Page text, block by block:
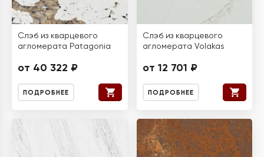
Слэб из кварцевого
агломерата Patagonia
от 40 322 ₽
ПОДРОБНЕЕ
Слэб из кварцевого
агломерата Volakas
от 12 701 ₽
ПОДРОБНЕЕ